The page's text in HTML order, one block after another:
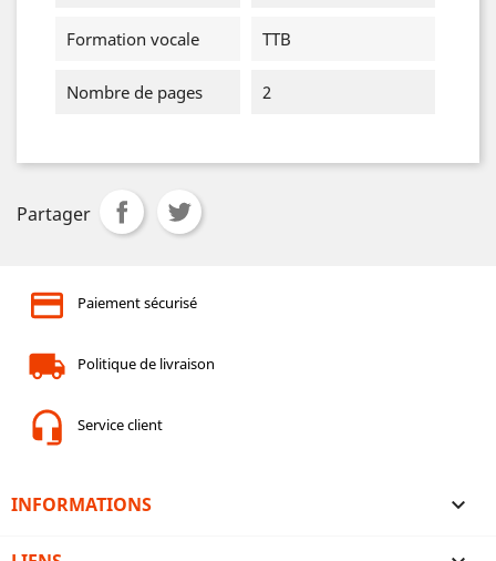
Formation vocale TTB
Nombre de pages 2
Partager
Paiement sécurisé
Politique de livraison
Service client
INFORMATIONS 